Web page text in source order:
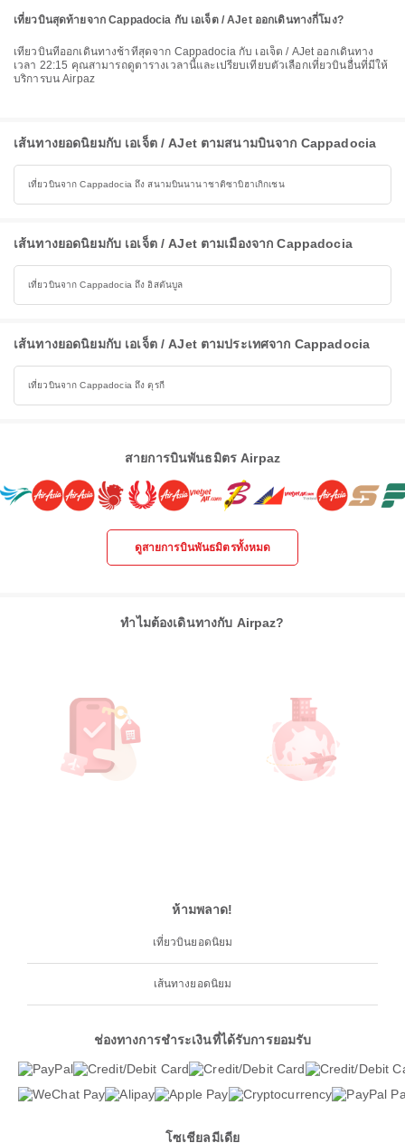
เที่ยวบินสุดท้ายจาก Cappadocia กับ เอเจ็ต / AJet ออกเดินทางกี่โมง?
เที่ยวบินที่ออกเดินทางช้าที่สุดจาก Cappadocia กับ เอเจ็ต / AJet ออกเดินทาง
เวลา 22:15 คุณสามารถดูตารางเวลานี้และเปรียบเทียบตัวเลือกเที่ยวบินอื่นที่มีให้
บริการบน Airpaz
เส้นทางยอดนิยมกับ เอเจ็ต / AJet ตามสนามบินจาก Cappadocia
เที่ยวบินจาก Cappadocia ถึง สนามบินนานาชาติซาบิฮาเกิกเชน
เส้นทางยอดนิยมกับ เอเจ็ต / AJet ตามเมืองจาก Cappadocia
เที่ยวบินจาก Cappadocia ถึง อิสตันบูล
เส้นทางยอดนิยมกับ เอเจ็ต / AJet ตามประเทศจาก Cappadocia
เที่ยวบินจาก Cappadocia ถึง ตุรกี
สายการบินพันธมิตร Airpaz
ดูสายการบินพันธมิตรทั้งหมด
ทำไมต้องเดินทางกับ Airpaz?
ห้ามพลาด!
เที่ยวบินยอดนิยม
เส้นทางยอดนิยม
ช่องทางการชำระเงินที่ได้รับการยอมรับ
โซเชียลมีเดีย